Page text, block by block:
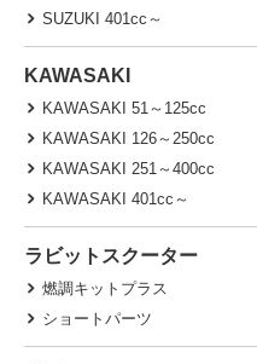
SUZUKI 401cc～
KAWASAKI
KAWASAKI 51～125cc
KAWASAKI 126～250cc
KAWASAKI 251～400cc
KAWASAKI 401cc～
ラビットスクーター
燃調キットプラス
ショートパーツ